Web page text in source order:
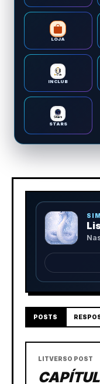
LOJA
INCLUB
STARS
POSTS
LITVERSO POST